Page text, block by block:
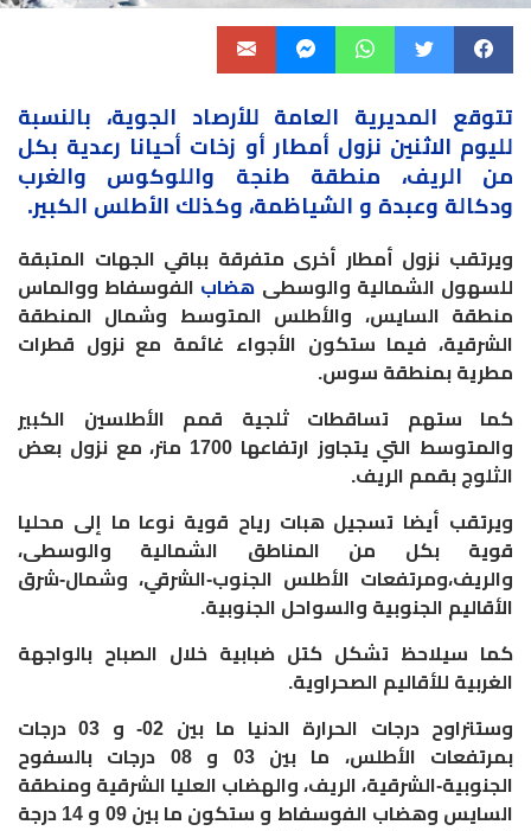
تتوقع المديرية العامة للأرصاد الجوية، بالنسبة
لليوم الاثنين نزول
أمطار
أو زخات أحيانا رعدية بكل
من الريف، منطقة طنجة واللوكوس والغرب
ودكالة وعبدة و الشياظمة، وكذلك الأطلس الكبير.
ويرتقب نزول أمطار أخرى متفرقة بباقي الجهات المتبقة
للسهول الشمالية والوسطى هضاب الفوسفاط ووالماس
منطقة السايس، والأطلس المتوسط وشمال المنطقة
الشرقية، فيما ستكون الأجواء غائمة مع نزول قطرات
مطرية بمنطقة سوس.
كما ستهم تساقطات ثلجية قمم الأطلسين الكبير
والمتوسط التي يتجاوز ارتفاعها 1700 متر، مع نزول بعض
الثلوج بقمم الريف.
ويرتقب أيضا تسجيل هبات رياح قوية نوعا ما إلى محليا
قوية بكل من المناطق الشمالية والوسطى،
والريف،ومرتفعات الأطلس الجنوب-الشرقي، وشمال-شرق
الأقاليم الجنوبية والسواحل الجنوبية.
كما سيلاحظ تشكل كتل ضبابية خلال الصباح بالواجهة
الغربية للأقاليم الصحراوية.
وستتراوح درجات الحرارة الدنيا ما بين 02- و 03 درجات
بمرتفعات الأطلس، ما بين 03 و 08 درجات بالسفوح
الجنوبية-الشرقية، الريف، والهضاب العليا الشرقية ومنطقة
السايس وهضاب الفوسفاط و ستكون ما بين 09 و 14 درجة